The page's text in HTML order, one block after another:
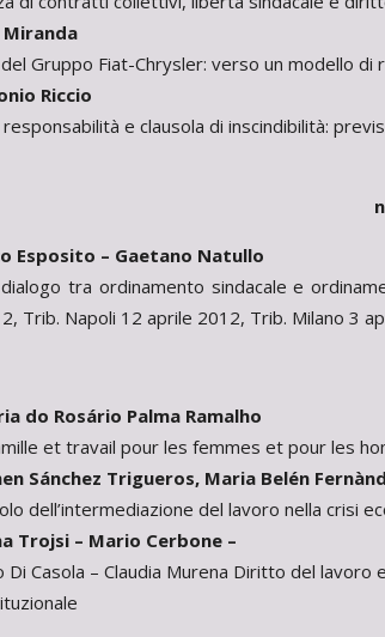
Gruppo Fiat-Chrysler: verso un modello
Riccio
responsabilità e clausola di inscindibilità:
Esposito – Gaetano Natullo
tra ordinamento sindacale e
Trib. Napoli 12 aprile 2012, Trib. Milano 3
do Rosário Palma Ramalho
et travail pour les femmes et pour les
Sánchez Trigueros, Maria Belén
dell’intermediazione del lavoro nella crisi
Trojsi – Mario Cerbone –
Di Casola – Claudia Murena Diritto del